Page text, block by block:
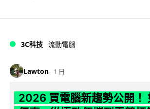
3C科技 流動電腦
Lawton 1 日
2026 買電腦新趨勢公開！